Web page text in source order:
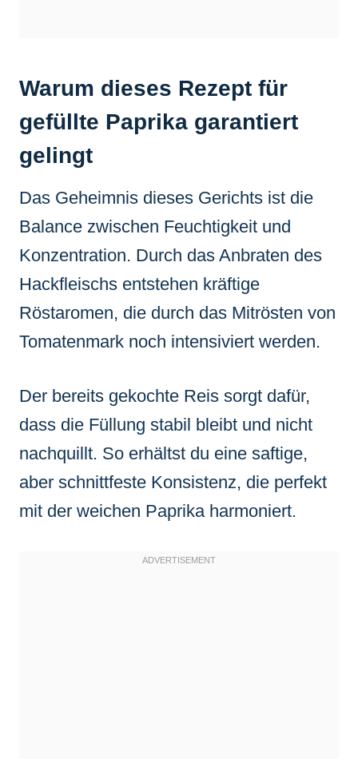
Warum dieses Rezept für
gefüllte Paprika garantiert
gelingt
Das Geheimnis dieses Gerichts ist die
Balance zwischen Feuchtigkeit und
Konzentration. Durch das Anbraten des
Hackfleischs entstehen kräftige
Röstaromen, die durch das Mitrösten von
Tomatenmark noch intensiviert werden.
Der bereits gekochte Reis sorgt dafür,
dass die Füllung stabil bleibt und nicht
nachquillt. So erhältst du eine saftige,
aber schnittfeste Konsistenz, die perfekt
mit der weichen Paprika harmoniert.